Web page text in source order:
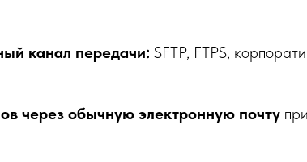
канал передачи: SFTP, FTPS,
через обычную электронную почту